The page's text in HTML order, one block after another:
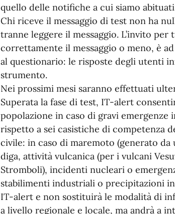
quello delle notifiche a cui siamo
Chi riceve il messaggio di test non ha
tranne leggere il messaggio. L’invito
correttamente il messaggio o meno, è
al questionario: le risposte degli utenti
strumento.
Nei prossimi mesi saranno effettuati
Superata la fase di test, IT-alert
popolazione in caso di gravi
rispetto a sei casistiche di competenza
civile: in caso di maremoto (generato
diga, attività vulcanica (per i vulcani
Stromboli), incidenti nucleari o
stabilimenti industriali o precipitazioni
IT-alert e non sostituirà le modalità di
a livello regionale e locale, ma andrà a